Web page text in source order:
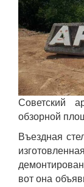
Советский
обзорной
Въездная
вот она